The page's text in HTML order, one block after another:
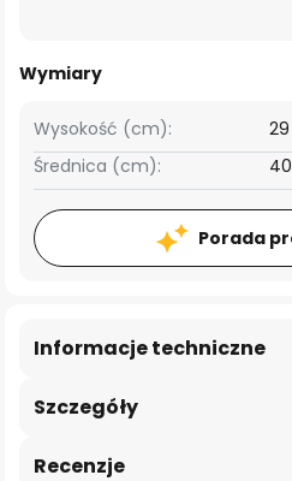
Wymiary
Wysokość (cm):
29
Średnica (cm):
40
Porada
Szczegóły
Informacje techniczne
Recenzje